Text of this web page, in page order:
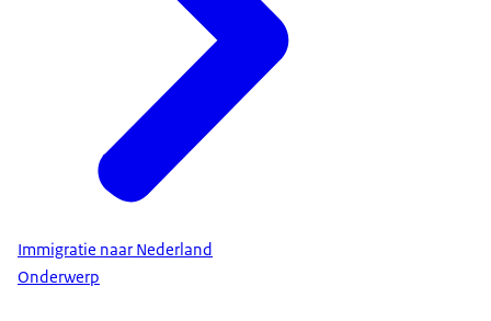
Immigratie naar Nederland
Onderwerp